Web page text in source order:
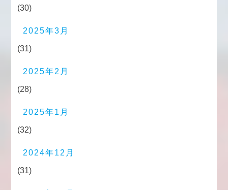
(30)
2025年3月
(31)
2025年2月
(28)
2025年1月
(32)
2024年12月
(31)